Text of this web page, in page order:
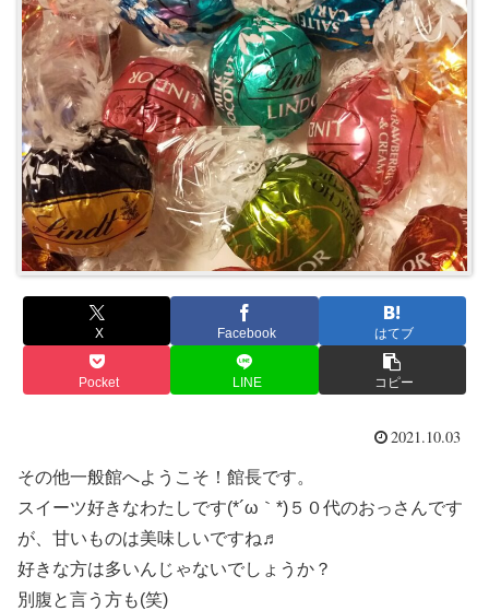
X Facebook はてブ
Pocket LINE コピー
2021.10.03
その他一般館へようこそ！館長です。
スイーツ好きなわたしです(*´ω｀*)５０代のおっさんです
が、甘いものは美味しいですね♬
好きな方は多いんじゃないでしょうか？
別腹と言う方も(笑)